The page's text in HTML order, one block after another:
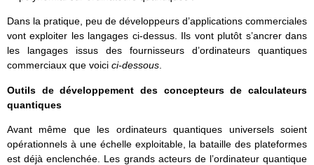
Dans la pratique, peu de développeurs d’applications commerciales
vont exploiter les langages ci-dessus. Ils vont plutôt s’ancrer dans
les langages issus des fournisseurs d’ordinateurs quantiques
commerciaux que voici ci-dessous.
Outils de développement des concepteurs de calculateurs
quantiques
Avant même que les ordinateurs quantiques universels soient
opérationnels à une échelle exploitable, la bataille des plateformes
est déjà enclenchée. Les grands acteurs de l’ordinateur quantique